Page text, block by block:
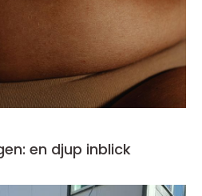
en djup inblick